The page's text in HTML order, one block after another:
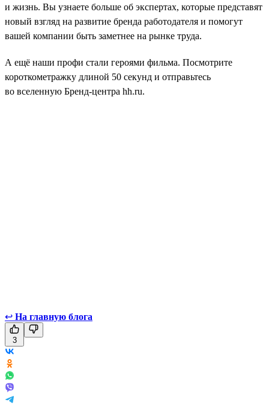
и жизнь. Вы узнаете больше об экспертах, которые представят
новый взгляд на развитие бренда работодателя и помогут
вашей компании быть заметнее на рынке труда.
А ещё наши профи стали героями фильма. Посмотрите
короткометражку длиной 50 секунд и отправьтесь
во вселенную Бренд-центра hh.ru.
↩ На главную блога
3